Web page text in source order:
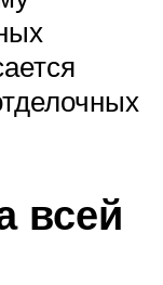
всей